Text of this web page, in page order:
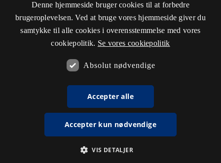
Denne hjemmeside bruger cookies til at forbedre
brugeroplevelsen. Ved at bruge vores hjemmeside giver du
samtykke til alle cookies i overensstemmelse med vores
cookiepolitik. Se vores cookiepolitik
Absolut nødvendige
Accepter alle
Accepter kun nødvendige
VIS DETALJER